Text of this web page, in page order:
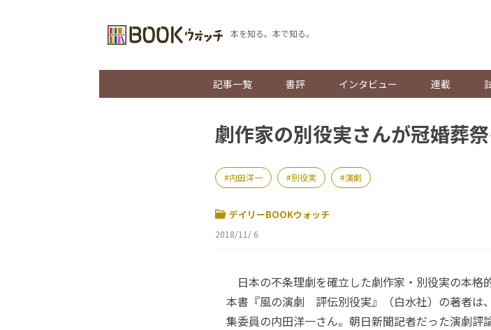
本を知る。本で知る。
記事一覧 書評 インタビュー 連載
劇作家の別役実さんが冠婚葬
内田洋一 別役実 演劇
デイリーBOOKウォッチ
2018/11/ 6
日本の不条理劇を確立した劇作家・別役実の本格
本書『風の演劇 評伝別役実』（白水社）の著者は
集委員の内田洋一さん。朝日新聞記者だった演劇評